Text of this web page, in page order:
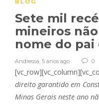
BLOG
Sete mil
mineiros
nome do
Andressa, 5 anos ago 0
direito garantido em
Minas Gerais neste ano